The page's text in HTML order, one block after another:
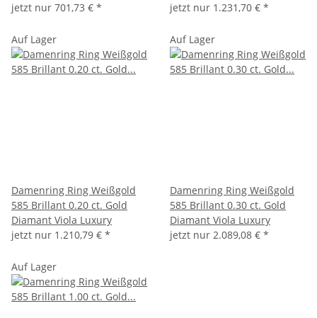
jetzt nur 701,73 € *
jetzt nur 1.231,70 € *
Auf Lager
Damenring Ring Weißgold
585 Brillant 0.20 ct. Gold
Diamant Viola Luxury
jetzt nur 1.210,79 € *
Auf Lager
Damenring Ring Weißgold
585 Brillant 0.30 ct. Gold
Diamant Viola Luxury
jetzt nur 2.089,08 € *
Auf Lager